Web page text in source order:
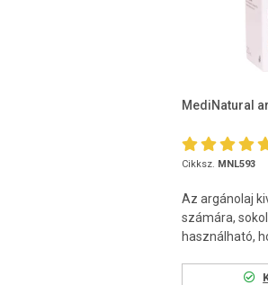
MediNatural
Cikksz. MNL593
Az argánolaj
számára,
használható,